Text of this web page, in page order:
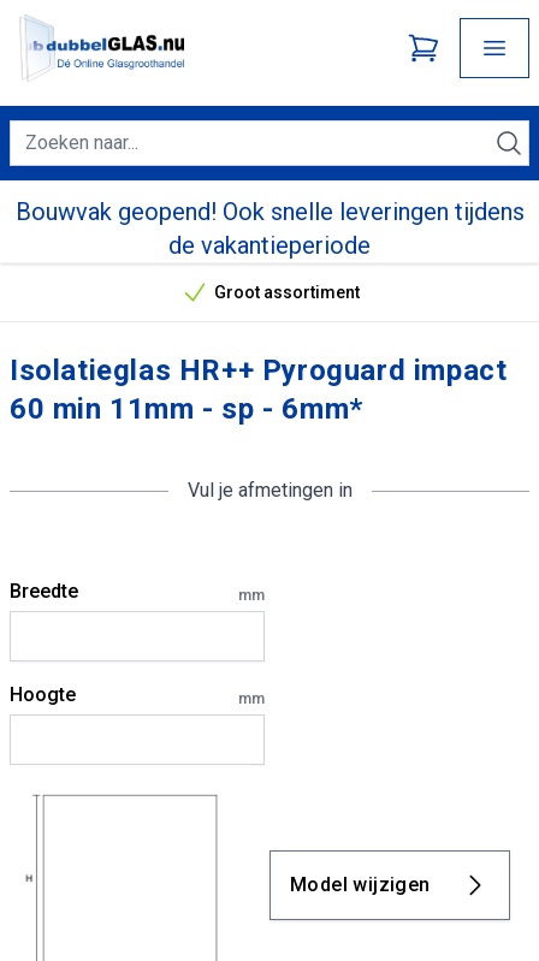
Bouwvak geopend! Ook snelle leveringen tijdens
de vakantieperiode
Onze unieke verkoopargumenten
Groot assortiment
Isolatieglas HR++ Pyroguard impact
60 min 11mm - sp - 6mm*
Vul je afmetingen in
Breedte mm
Hoogte mm
Model wijzigen